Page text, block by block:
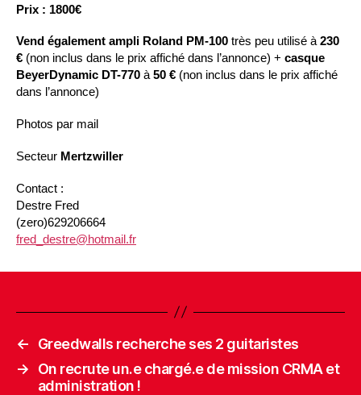
Prix : 1800€
Vend également ampli Roland PM-100 très peu utilisé à 230
€ (non inclus dans le prix affiché dans l’annonce) + casque
BeyerDynamic DT-770 à 50 € (non inclus dans le prix affiché
dans l’annonce)
Photos par mail
Secteur Mertzwiller
Contact :
Destre Fred
(zero)629206664
fred_destre@hotmail.fr
←
Greedwalls recherche ses 2 guitaristes
→
On recrute un.e chargé.e de mission CRMA et
administration !